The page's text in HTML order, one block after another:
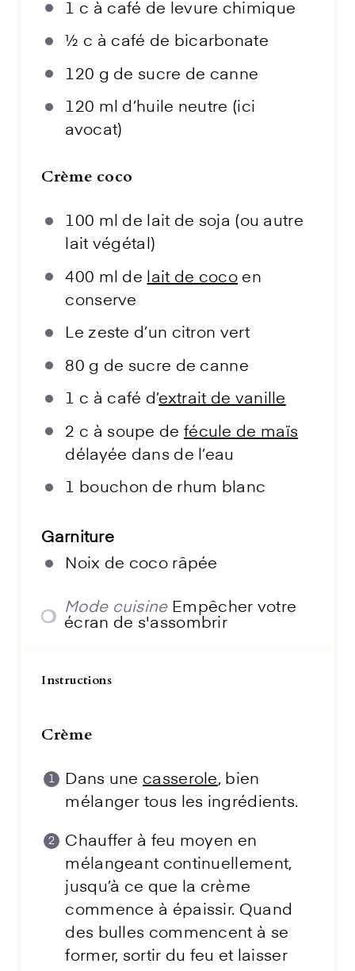
1 c à café de levure chimique
½ c à café de bicarbonate
120 g de sucre de canne
120 ml d’huile neutre (ici
avocat)
Crème coco
100 ml de lait de soja (ou autre
lait végétal)
400 ml de lait de coco en
conserve
Le zeste d’un citron vert
80 g de sucre de canne
1 c à café d’extrait de vanille
2 c à soupe de fécule de maïs
délayée dans de l’eau
1 bouchon de rhum blanc
Garniture
Noix de coco râpée
Mode cuisine Empêcher votre
écran de s'assombrir
Instructions
Crème
Dans une casserole, bien
mélanger tous les ingrédients.
Chauffer à feu moyen en
mélangeant continuellement,
jusqu’à ce que la crème
commence à épaissir. Quand
des bulles commencent à se
former, sortir du feu et laisser